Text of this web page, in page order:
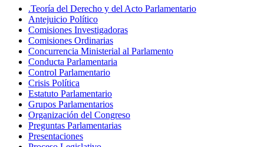
.Teoría del Derecho y del Acto Parlamentario
Antejuicio Político
Comisiones Investigadoras
Comisiones Ordinarias
Concurrencia Ministerial al Parlamento
Conducta Parlamentaria
Control Parlamentario
Crisis Política
Estatuto Parlamentario
Grupos Parlamentarios
Organización del Congreso
Preguntas Parlamentarias
Presentaciones